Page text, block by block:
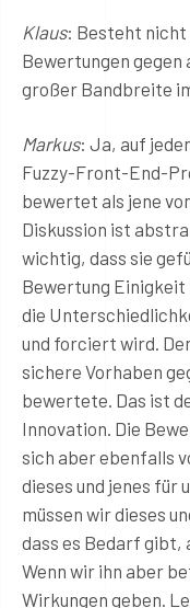
Klaus: Besteht nicht
Bewertungen
großer Bandbreite
Markus: Ja, auf
Fuzzy-Front-End-
bewertet als jene
Diskussion ist
wichtig, dass sie
Bewertung
die
und forciert wird.
sichere Vorhaben
bewertete. Das ist
Innovation. Die
sich aber ebenfalls
dieses und jenes für
müssen wir dieses
dass es Bedarf gibt,
Wenn wir ihn aber
Wirkungen geben.